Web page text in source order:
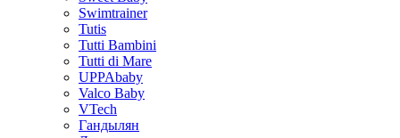
Swimtrainer
Tutis
Tutti Bambini
Tutti di Mare
UPPAbaby
Valco Baby
VTech
Гандылян